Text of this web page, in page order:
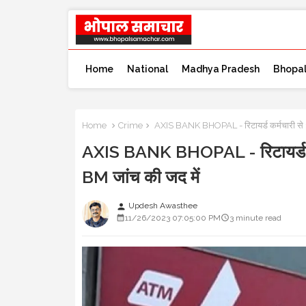
Home National Madhya Pradesh Bhopal
Home Crime AXIS BANK BHOPAL - रिटायर्ड
AXIS BANK BHOPAL -
BM जांच की जद में
person Updesh Awasthee
11/26/2023 07:05:00 PM
3 minute read